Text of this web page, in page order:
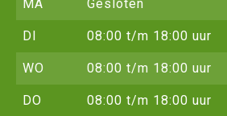
MA Gesloten
DI 08:00 t/m 18:00 uur
WO 08:00 t/m 18:00 uur
DO 08:00 t/m 18:00 uur